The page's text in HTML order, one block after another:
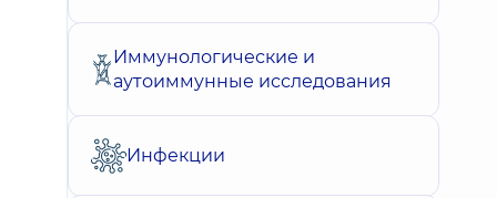
Иммунологические и
аутоиммунные исследования
Инфекции